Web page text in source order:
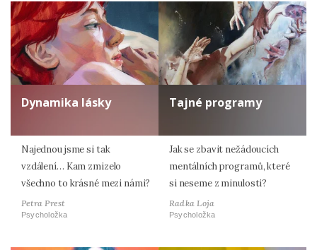
údajů.
Dynamika lásky
Najednou jsme si tak
vzdálení… Kam zmizelo
všechno to krásné mezi námi?
Petra Prest
Psycholožka
Tajné programy
Jak se zbavit nežádoucích
mentálních programů, které
si neseme z minulosti?
Radka Loja
Psycholožka